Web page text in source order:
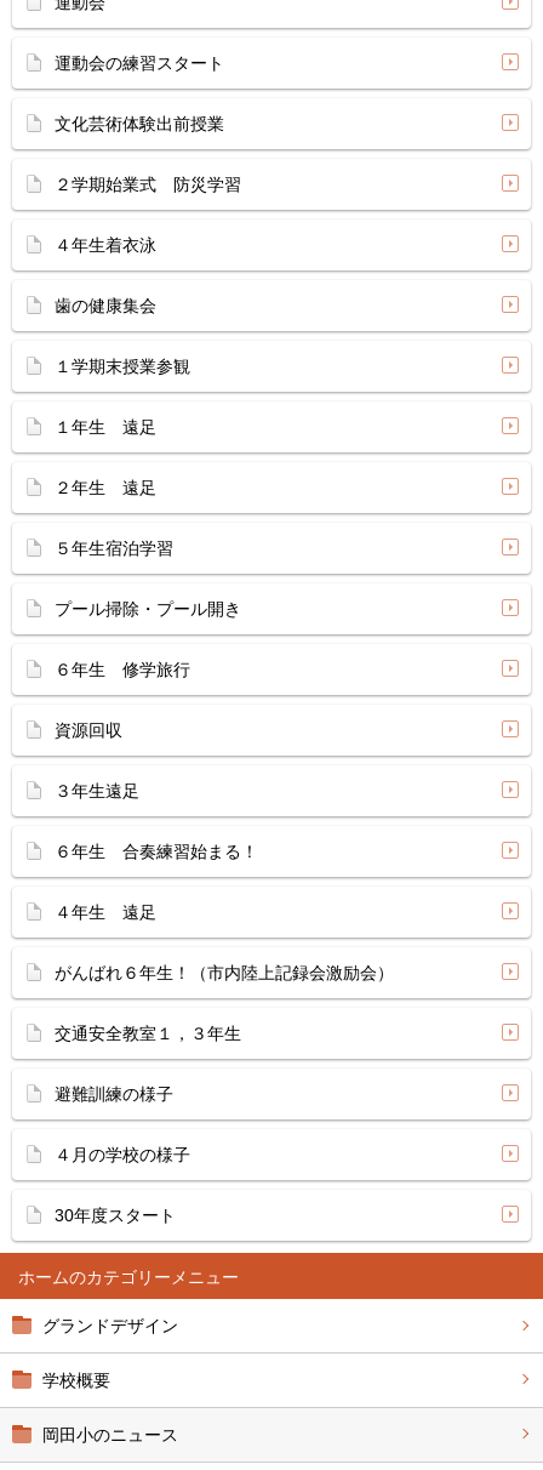
ホーム
グランドデザイン
学校概要
岡田小のニュース
運動会の練習スタート
文化芸術体験出前授業
２学期始業式 防災学習
４年生着衣泳
歯の健康集会
１学期末授業参観
１年生 遠足
２年生 遠足
５年生宿泊学習
プール掃除・プール開き
６年生 修学旅行
資源回収
３年生遠足
６年生 合奏練習始まる！
４年生 遠足
がんばれ６年生！（市内陸上記録会激励会）
交通安全教室１，３年生
避難訓練の様子
４月の学校の様子
30年度スタート